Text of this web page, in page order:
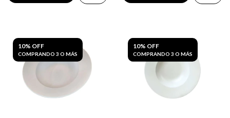
10% OFF
COMPRANDO 3 O MÁS
10% OFF
COMPRANDO 3 O MÁS